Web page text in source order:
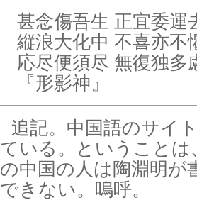
甚念傷吾生 正宜委運
縦浪大化中 不喜亦不
応尽便須尽 無復独多
『形影神』
追記。中国語のサイ
ている。ということは
の中国の人は陶淵明が
できない。嗚呼。